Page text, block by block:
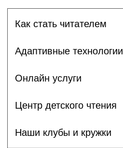
Как стать читателем
Адаптивные технологии
Онлайн услуги
Центр детского чтения
Наши клубы и кружки